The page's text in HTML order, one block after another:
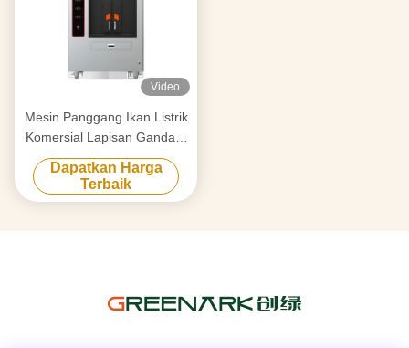
Video
Mesin Panggang Ikan Listrik
Komersial Lapisan Ganda 4
Kompartemen
Dapatkan Harga
Terbaik